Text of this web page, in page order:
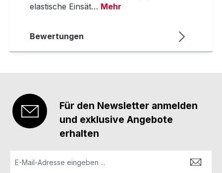
elastische Einsät… Mehr
Bewertungen
Für den Newsletter anmelden
und exklusive Angebote
erhalten